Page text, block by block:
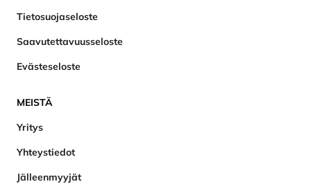
Tietosuojaseloste
Saavutettavuusseloste
Evästeseloste
MEISTÄ
Yritys
Yhteystiedot
Jälleenmyyjät